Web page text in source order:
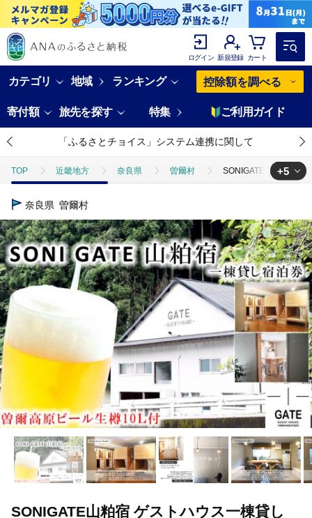
ログイン 新規登録 カート
カテゴリ 地域 ランキング 控除額を調べる
寄付額 旅先を探す 特集 ご利用ガイド
「ふるさとチョイス」システム連携に関して
TOP 近畿地方 奈良県 曽爾村 SONIGATE山粕宿 ゲ
TOP
TOP 酒 ビール SONIGATE山粕宿 ゲストハウス一棟貸し(
TOP 旅行・宿泊・体験 SONIGATE山粕宿 ゲストハウス一棟貸
TOP 旅行・宿泊・体験 宿泊券 SONIGATE山粕宿 ゲストハ
TOP 旅行・宿泊・体験 体験チケット SONIGATE山粕宿
+5
奈良県 曽爾村
SONIGATE山粕宿 ゲストハウス一棟貸し